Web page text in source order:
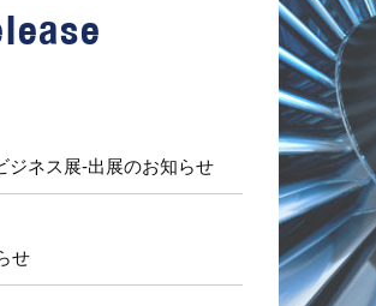
テ
ン
タ
ル
ー
ト
ジネス展-出展のお知らせ
せ
c
e
b
o
o
k